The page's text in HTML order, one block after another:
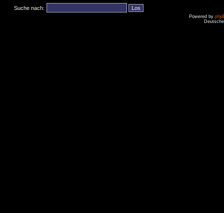
Suche nach:
Powered by